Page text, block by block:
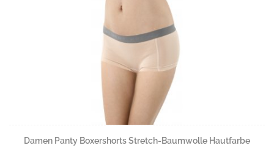
Damen Panty Boxershorts Stretch-Baumwolle Hautfarbe